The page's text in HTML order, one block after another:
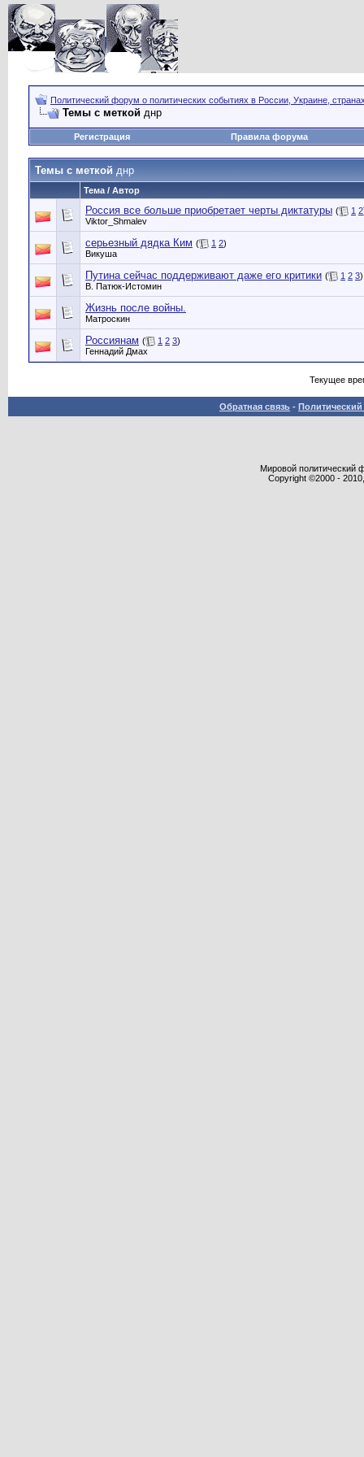
Политический форум о политических событиях в России, Украине,
Темы с меткой днр
Регистрация Правила форума
Темы с меткой днр
Тема / Автор
Россия все больше приобретает черты диктатуры ( 1 2
Viktor_Shmalev
серьезный дядка Ким ( 1 2)
Викуша
Путина сейчас поддерживают даже его критики ( 1 2 3)
В. Патюк-Истомин
Жизнь после войны.
Матроскин
Россиянам ( 1 2 3)
Геннадий Дмах
Текущее
Обратная связь -
Мировой политический
Copyright ©2000 -